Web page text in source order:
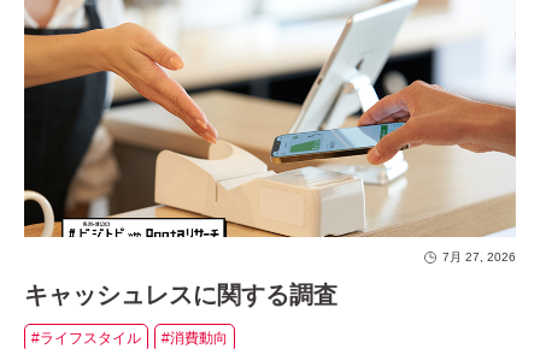
7月 27, 2026
キャッシュレスに関する調査
#ライフスタイル #消費動向